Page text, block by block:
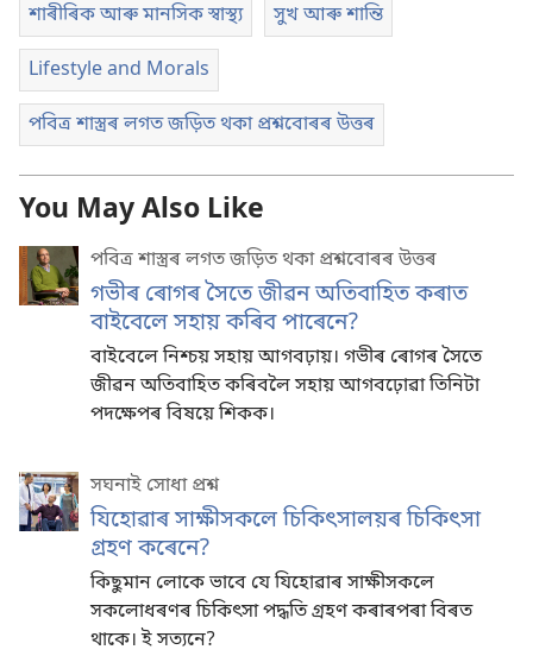
শাৰীৰিক আৰু মানসিক স্বাস্থ্য সুখ আৰু শান্তি
Lifestyle and Morals
পবিত্ৰ শাস্ত্ৰৰ লগত জড়িত থকা প্ৰশ্নবোৰৰ উত্তৰ
You May Also Like
পবিত্ৰ শাস্ত্ৰৰ লগত জড়িত থকা প্ৰশ্নবোৰৰ উত্তৰ
গভীৰ ৰোগৰ সৈতে জীৱন অতিবাহিত কৰাত
বাইবেলে সহায় কৰিব পাৰেনে?
বাইবেলে নিশ্চয় সহায় আগবঢ়ায়। গভীৰ ৰোগৰ সৈতে
জীৱন অতিবাহিত কৰিবলৈ সহায় আগবঢ়োৱা তিনিটা
পদক্ষেপৰ বিষয়ে শিকক।
সঘনাই সোধা প্ৰশ্ন
যিহোৱাৰ সাক্ষীসকলে চিকিৎসালয়ৰ চিকিৎসা
গ্ৰহণ কৰেনে?
কিছুমান লোকে ভাবে যে যিহোৱাৰ সাক্ষীসকলে
সকলোধৰণৰ চিকিৎসা পদ্ধতি গ্ৰহণ কৰাৰপৰা বিৰত
থাকে। ই সত্যনে?